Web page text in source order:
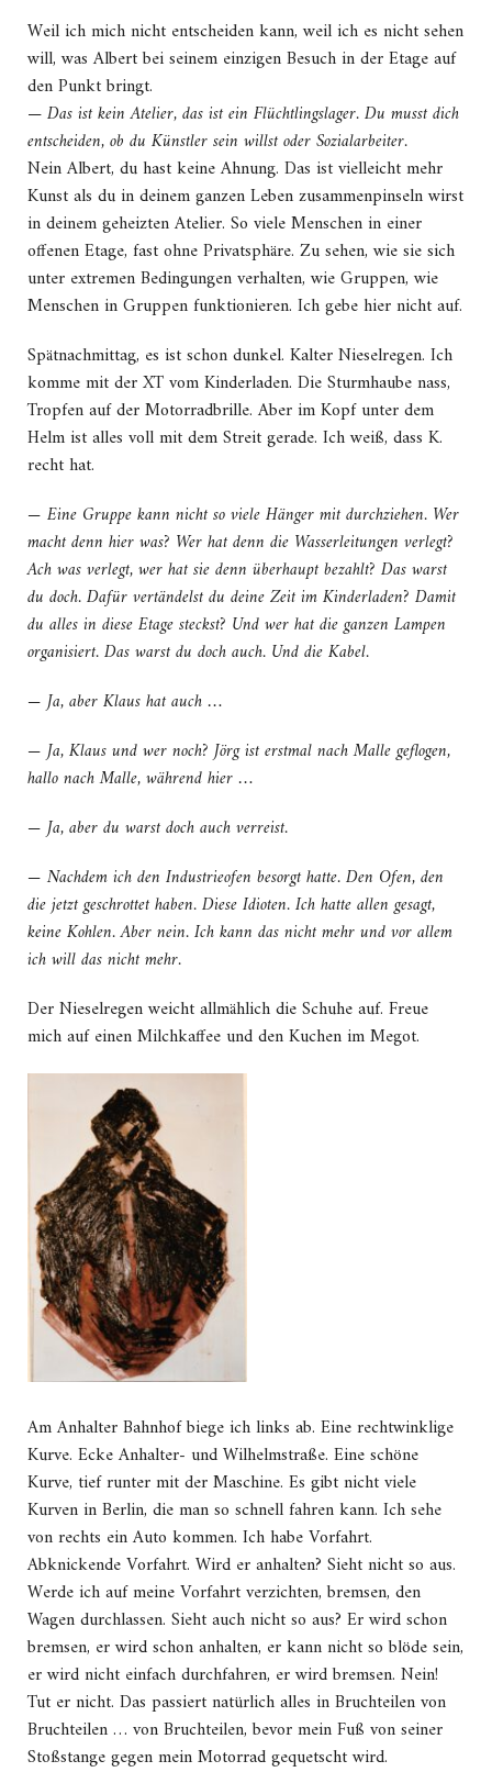
Weil ich mich nicht entscheiden kann, weil ich es nicht sehen
will, was Albert bei seinem einzigen Besuch in der Etage auf
den Punkt bringt.
—Das ist kein Atelier, das ist ein Flüchtlingslager. Du musst dich
entscheiden, ob du Künstler sein willst oder Sozialarbeiter.
Nein Albert, du hast keine Ahnung. Das ist vielleicht mehr
Kunst als du in deinem ganzen Leben zusammenpinseln wirst
in deinem geheizten Atelier. So viele Menschen in einer
offenen Etage, fast ohne Privatsphäre. Zu sehen, wie sie sich
unter extremen Bedingungen verhalten, wie Gruppen, wie
Menschen in Gruppen funktionieren. Ich gebe hier nicht auf.
Spätnachmittag, es ist schon dunkel. Kalter Nieselregen. Ich
komme mit der XT vom Kinderladen. Die Sturmhaube nass,
Tropfen auf der Motorradbrille. Aber im Kopf unter dem
Helm ist alles voll mit dem Streit gerade. Ich weiß, dass K.
recht hat.
— Eine Gruppe kann nicht so viele Hänger mit durchziehen. Wer
macht denn hier was? Wer hat denn die Wasserleitungen verlegt?
Ach was verlegt, wer hat sie denn überhaupt bezahlt? Das warst
du doch. Dafür vertändelst du deine Zeit im Kinderladen? Damit
du alles in diese Etage steckst? Und wer hat die ganzen Lampen
organisiert. Das warst du doch auch. Und die Kabel.
— Ja, aber Klaus hat auch …
— Ja, Klaus und wer noch? Jörg ist erstmal nach Malle geflogen,
hallo nach Malle, während hier …
— Ja, aber du warst doch auch verreist.
— Nachdem ich den Industrieofen besorgt hatte. Den Ofen, den
die jetzt geschrottet haben. Diese Idioten. Ich hatte allen gesagt,
keine Kohlen. Aber nein. Ich kann das nicht mehr und vor allem
ich will das nicht mehr.
Der Nieselregen weicht allmählich die Schuhe auf. Freue
mich auf einen Milchkaffee und den Kuchen im Megot.
Am Anhalter Bahnhof biege ich links ab. Eine rechtwinklige
Kurve. Ecke Anhalter- und Wilhelmstraße. Eine schöne
Kurve, tief runter mit der Maschine. Es gibt nicht viele
Kurven in Berlin, die man so schnell fahren kann. Ich sehe
von rechts ein Auto kommen. Ich habe Vorfahrt.
Abknickende Vorfahrt. Wird er anhalten? Sieht nicht so aus.
Werde ich auf meine Vorfahrt verzichten, bremsen, den
Wagen durchlassen. Sieht auch nicht so aus? Er wird schon
bremsen, er wird schon anhalten, er kann nicht so blöde sein,
er wird nicht einfach durchfahren, er wird bremsen. Nein!
Tut er nicht. Das passiert natürlich alles in Bruchteilen von
Bruchteilen … von Bruchteilen, bevor mein Fuß von seiner
Stoßstange gegen mein Motorrad gequetscht wird.